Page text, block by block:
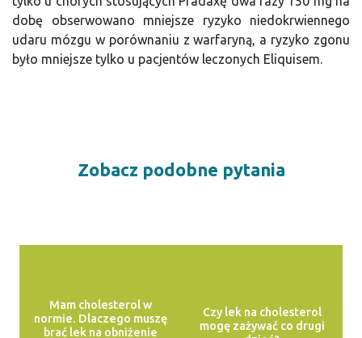
dobę obserwowano mniejsze ryzyko niedokrwiennego
udaru mózgu w porównaniu z warfaryną, a ryzyko zgonu
było mniejsze tylko u pacjentów leczonych Eliquisem.
Zobacz podobne pytania
Mam cholesterol w
normie. Dlaczego muszę
brać lek na obniżenie
Czy lek na cholesterol
mogę zażywać co drugi